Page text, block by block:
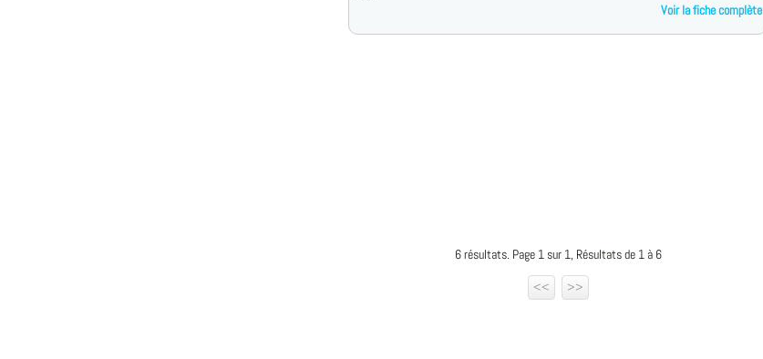
Voir la fiche complète
6 résultats. Page 1 sur 1, Résultats de 1 à 6
<<
>>